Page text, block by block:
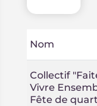
Nom
Collectif
Vivre
Fête de